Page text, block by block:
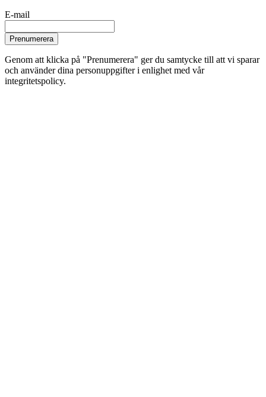
E-mail
Prenumerera
Genom att klicka på "Prenumerera" ger du samtycke till att vi sparar
och använder dina personuppgifter i enlighet med vår
integritetspolicy.